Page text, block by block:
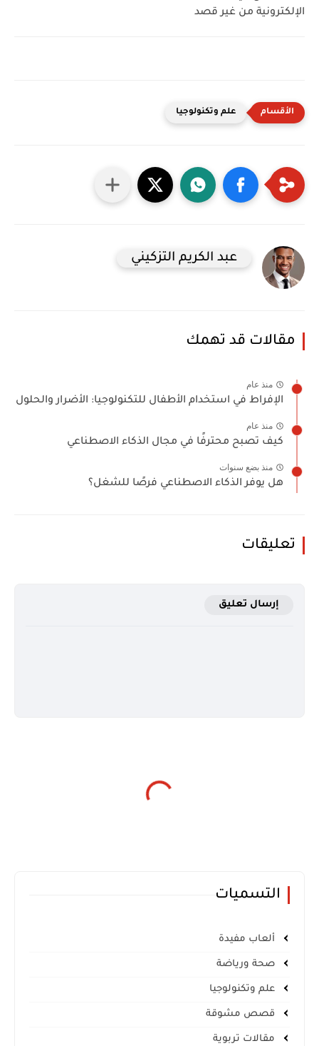
الإلكترونية من غير قصد
علم وتكنولوجيا
عبد الكريم التزكيني
مقالات قد تهمك
منذ عام
الإفراط في استخدام الأطفال للتكنولوجيا: الأضرار والحلول
منذ عام
كيف تصبح محترفًا في مجال الذكاء الاصطناعي
منذ بضع سنوات
هل يوفر الذكاء الاصطناعي فرصًا للشغل؟
تعليقات
إرسال تعليق
التسميات
ألعاب مفيدة
صحة ورياضة
علم وتكنولوجيا
قصص مشوقة
مقالات تربوية